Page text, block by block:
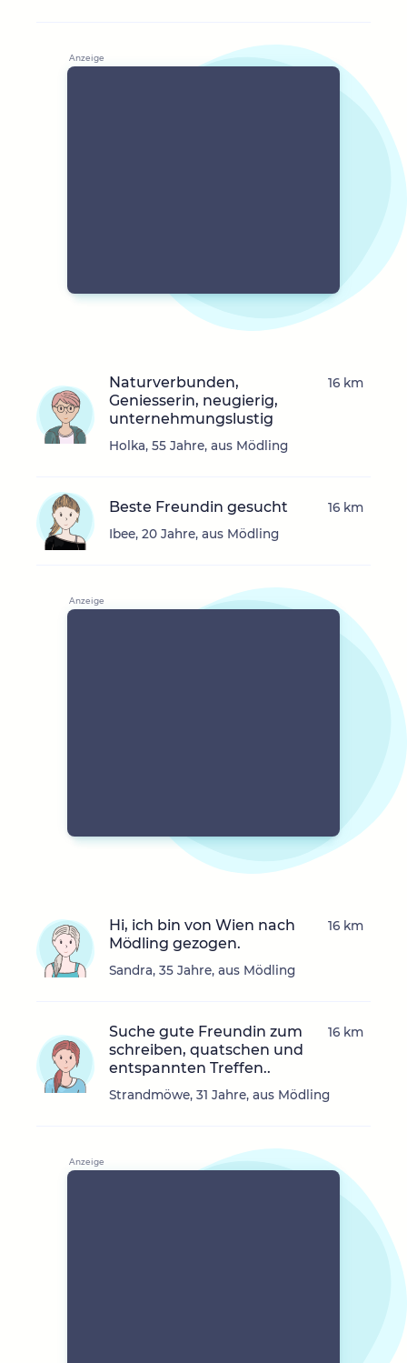
Naturverbunden,
Geniesserin, neugierig,
unternehmungslustig
Holka, 55 Jahre, aus Mödling
16 km
Beste Freundin gesucht
Ibee, 20 Jahre, aus Mödling
16 km
Hi, ich bin von Wien nach
Mödling gezogen.
Sandra, 35 Jahre, aus Mödling
16 km
Suche gute Freundin zum
schreiben, quatschen und
entspannten Treffen..
Strandmöwe, 31 Jahre, aus Mödling
16 km